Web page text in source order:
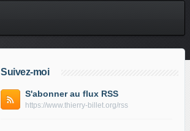
Suivez-moi
S'abonner au flux RSS
https://www.thierry-billet.org/rss